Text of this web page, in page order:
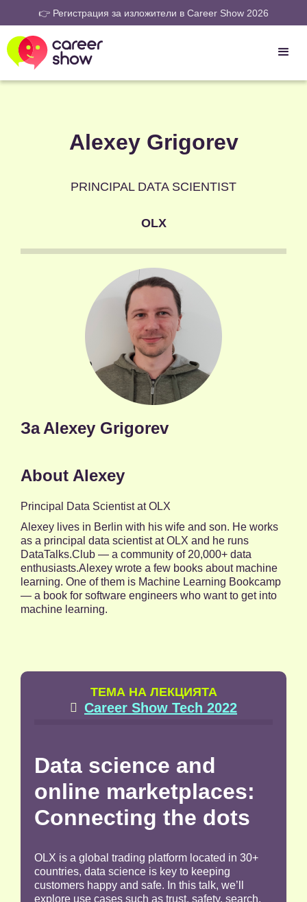
👉 Регистрация за изложители в Career Show 2026
Alexey Grigorev
PRINCIPAL DATA SCIENTIST
OLX
За Alexey Grigorev
About Alexey
Principal Data Scientist at OLX
Alexey lives in Berlin with his wife and son. He works
as a principal data scientist at OLX and he runs
DataTalks.Club — a community of 20,000+ data
enthusiasts.Alexey wrote a few books about machine
learning. One of them is Machine Learning Bookcamp
— a book for software engineers who want to get into
machine learning.
TЕМА НА ЛЕКЦИЯТА
 Career Show Tech 2022
Data science and
online marketplaces:
Connecting the dots
OLX is a global trading platform located in 30+
countries, data science is key to keeping
customers happy and safe. In this talk, we’ll
explore use cases such as trust, safety, search,